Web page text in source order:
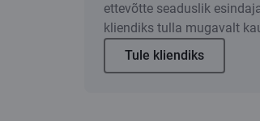
ettevõtte seaduslik
kliendiks tulla mugavalt
Tule kliendiks